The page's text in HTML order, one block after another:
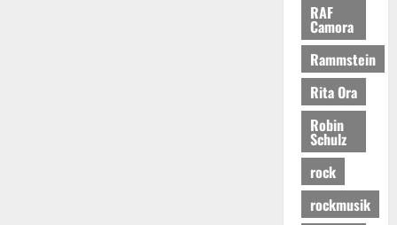
RAF
Camora
Rammstein
Rita Ora
Robin
Schulz
rock
rockmusik